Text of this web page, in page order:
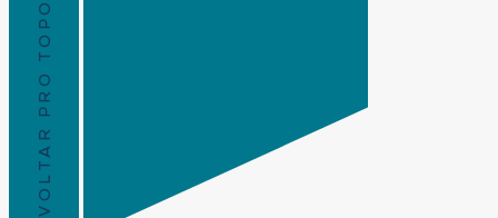
VOLTAR PRO TOPO